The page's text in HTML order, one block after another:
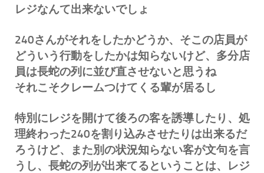
レジなんて出来ないでしょ
240さんがそれをしたかどうか、そこの店員が
どういう行動をしたかは知らないけど、多分店
員は長蛇の列に並び直させないと思うね
それこそクレームつけてくる輩が居るし
特別にレジを開けて後ろの客を誘導したり、処
理終わった240を割り込みさせたりは出来るだ
ろうけど、また別の状況知らない客が文句を言
うし、長蛇の列が出来てるということは、レジ